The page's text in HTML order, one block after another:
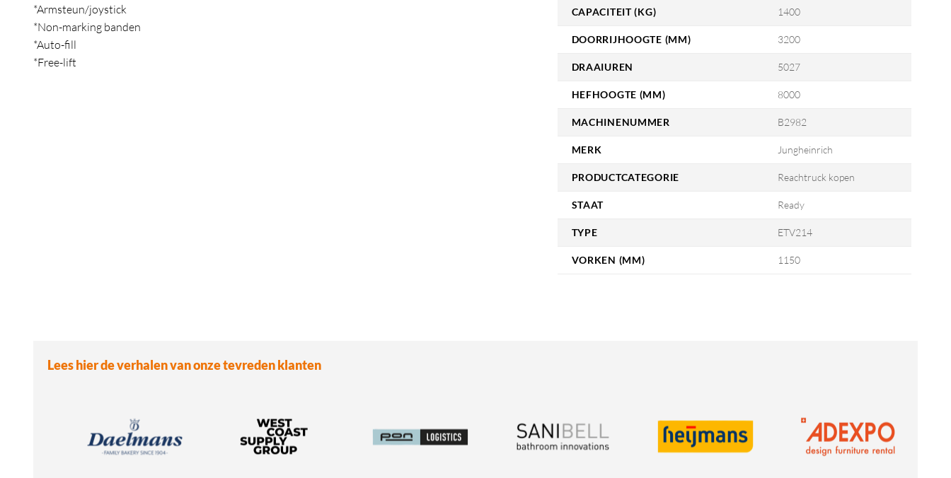
*Armsteun/joystick
*Non-marking banden
*Auto-fill
*Free-lift
CAPACITEIT (KG) 1400
DOORRIJHOOGTE (MM) 3200
DRAAIUREN 5027
HEFHOOGTE (MM) 8000
MACHINENUMMER B2982
MERK Jungheinrich
PRODUCTCATEGORIE Reachtruck kopen
STAAT Ready
TYPE ETV214
VORKEN (MM) 1150
Lees hier de verhalen van onze tevreden klanten